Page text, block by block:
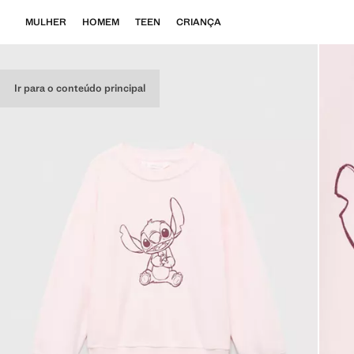
Ir para o conteúdo principal
MULHER HOMEM TEEN CRIANÇA